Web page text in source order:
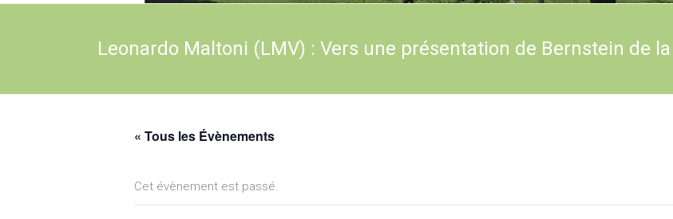
Leonardo Maltoni (LMV) : Vers une présentation de Bernstein de
« Tous les Évènements
Cet évènement est passé.